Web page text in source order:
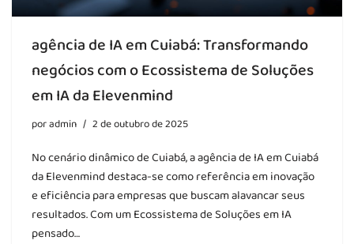
agência de IA em Cuiabá: Transformando
negócios com o Ecossistema de Soluções
em IA da Elevenmind
poradmin 2 de outubro de 2025
No cenário dinâmico de Cuiabá, a agência de IA em Cuiabá
da Elevenmind destaca-se como referência em inovação
e eficiência para empresas que buscam alavancar seus
resultados. Com um Ecossistema de Soluções em IA
pensado…